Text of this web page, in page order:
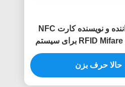
ماژول خواننده و نویسنده کارت NFC
RFID Mifare 13.56MHz برای سیستم
کنترل دسترسی
حالا حرف بزن